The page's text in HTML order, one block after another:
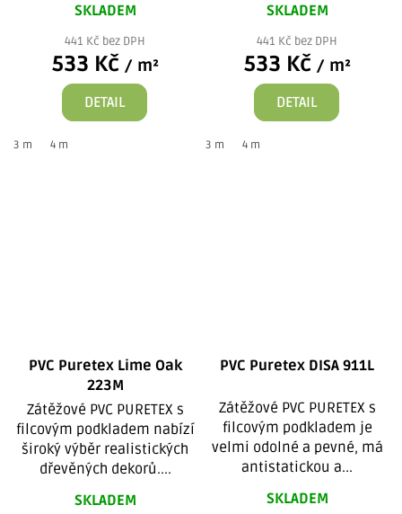
SKLADEM
441 Kč bez DPH
533 Kč / m²
DETAIL
3 m 4 m
SKLADEM
441 Kč bez DPH
533 Kč / m²
DETAIL
3 m 4 m
PVC Puretex Lime Oak
223M
Zátěžové PVC PURETEX s
filcovým podkladem nabízí
široký výběr realistických
dřevěných dekorů....
SKLADEM
PVC Puretex DISA 911L
Zátěžové PVC PURETEX s
filcovým podkladem je
velmi odolné a pevné, má
antistatickou a...
SKLADEM